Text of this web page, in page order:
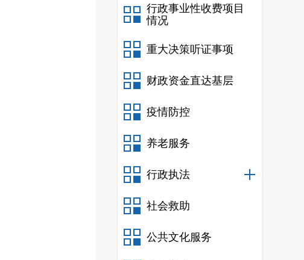
行政事业性收费项目
情况
重大决策听证事项
财政资金直达基层
疫情防控
养老服务
行政执法
社会救助
公共文化服务